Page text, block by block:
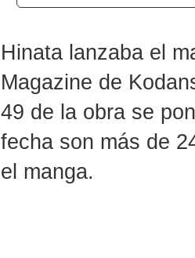
Hinata lanzaba el
Magazine de
49 de la obra se
fecha son más de
el manga.